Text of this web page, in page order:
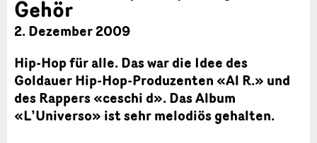
Gehör
2. Dezember 2009
Hip-Hop für alle. Das war die Idee des
Goldauer Hip-Hop-Produzenten «Al R.» und
des Rappers «ceschi d». Das Album
«L’Universo» ist sehr melodiös gehalten.